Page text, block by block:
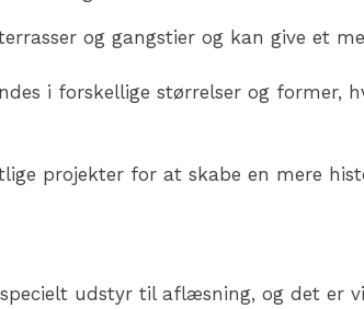
og gangstier og kan give et
i forskellige størrelser og former,
projekter for at skabe en mere
udstyr til aflæsning, og det er